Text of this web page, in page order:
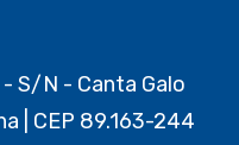
- S/N - Canta Galo
| CEP 89.163-244